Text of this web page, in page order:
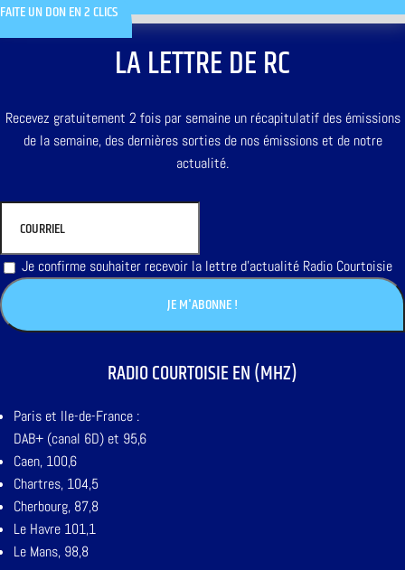
FAITE UN DON EN 2 CLICS
LA LETTRE DE RC
Recevez gratuitement 2 fois par semaine un récapitulatif des émissions
de la semaine, des dernières sorties de nos émissions et de notre
actualité.
Je confirme souhaiter recevoir la lettre d'actualité Radio Courtoisie
RADIO COURTOISIE EN (MHZ)
Paris et Ile-de-France :
DAB+ (canal 6D) et 95,6
Caen, 100,6
Chartres, 104,5
Cherbourg, 87,8
Le Havre 101,1
Le Mans, 98,8